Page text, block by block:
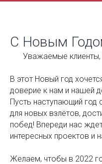
С Новым
Уважаемые клиенты,
В этот Новый год
доверие к нам и нашей
Пусть наступающий год
для новых взлётов,
побед! Впереди нас
интересных проектов и
Желаем, чтобы в 2022